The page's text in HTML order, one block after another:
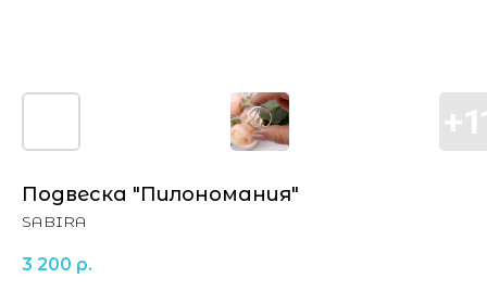
Подвеска "Пилономания"
SABIRA
3 200 р.